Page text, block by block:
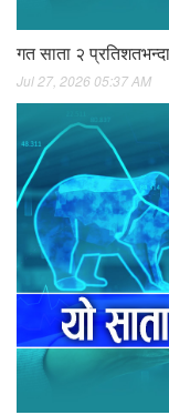
गत साता २
Jul 27, 2026 05:37 AM